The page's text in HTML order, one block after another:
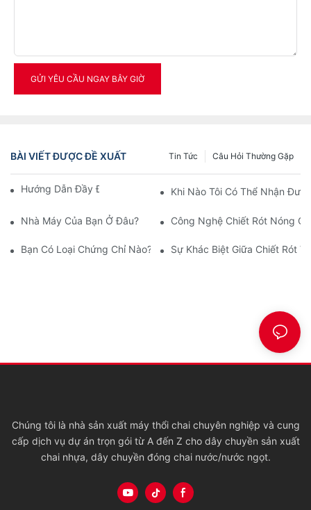
GỬI YÊU CẦU NGAY BÂY GIỜ
BÀI VIẾT ĐƯỢC ĐỀ XUẤT Câu Hỏi Thường Gặp
Tin Tức
Hướng Dẫn Đầy Đủ Về Máy Thổi PETKhi Nào Tôi Có Thể Nhận
Nhà Máy Của Bạn Ở Đâu? Công Nghệ Chiết Rót Nóng
Bạn Có Loại Chứng Chỉ Nào? Sự Khác Biệt Giữa Chiết Rót
Chúng tôi là nhà sản xuất máy thổi chai chuyên nghiệp và cung
cấp dịch vụ dự án trọn gói từ A đến Z cho dây chuyền sản xuất
chai nhựa, dây chuyền đóng chai nước/nước ngọt.